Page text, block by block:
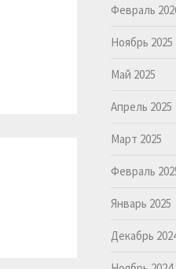
Февраль
Ноябрь 2025
Май 2025
Апрель 2025
Март 2025
Февраль
Январь 2025
Декабрь